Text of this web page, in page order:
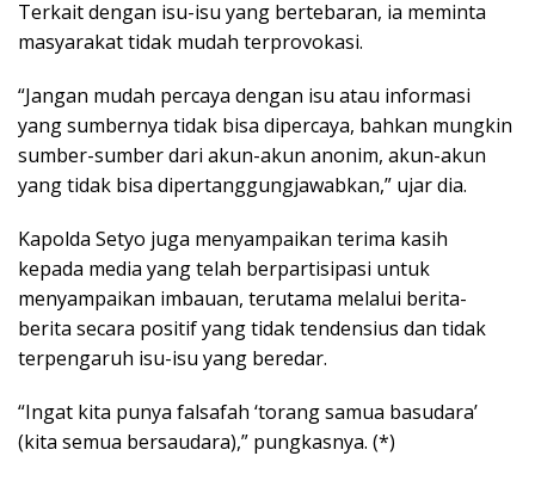
Terkait dengan isu-isu yang bertebaran, ia meminta
masyarakat tidak mudah terprovokasi.
“Jangan mudah percaya dengan isu atau informasi
yang sumbernya tidak bisa dipercaya, bahkan mungkin
sumber-sumber dari akun-akun anonim, akun-akun
yang tidak bisa dipertanggungjawabkan,” ujar dia.
Kapolda Setyo juga menyampaikan terima kasih
kepada media yang telah berpartisipasi untuk
menyampaikan imbauan, terutama melalui berita-
berita secara positif yang tidak tendensius dan tidak
terpengaruh isu-isu yang beredar.
“Ingat kita punya falsafah ‘torang samua basudara’
(kita semua bersaudara),” pungkasnya. (*)